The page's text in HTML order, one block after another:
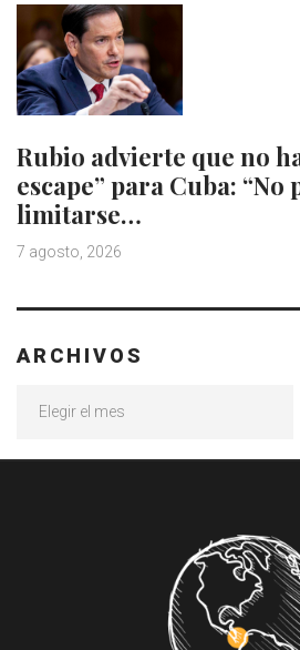
Rubio advierte que no
escape” para Cuba: “No
limitarse…
7 agosto, 2026
ARCHIVOS